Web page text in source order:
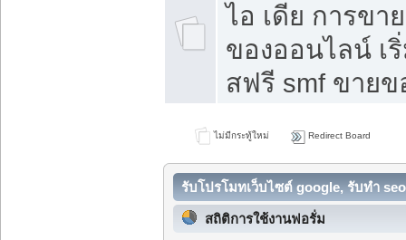
ไอ เดีย การขา
ของออนไลน์ เ
สฟรี smf ขาย
ไม่มีกระทู้ใหม่ Redirect Board
รับโปรโมทเว็บไซต์ google, รับทำ
สถิติการใช้งานฟอรั่ม